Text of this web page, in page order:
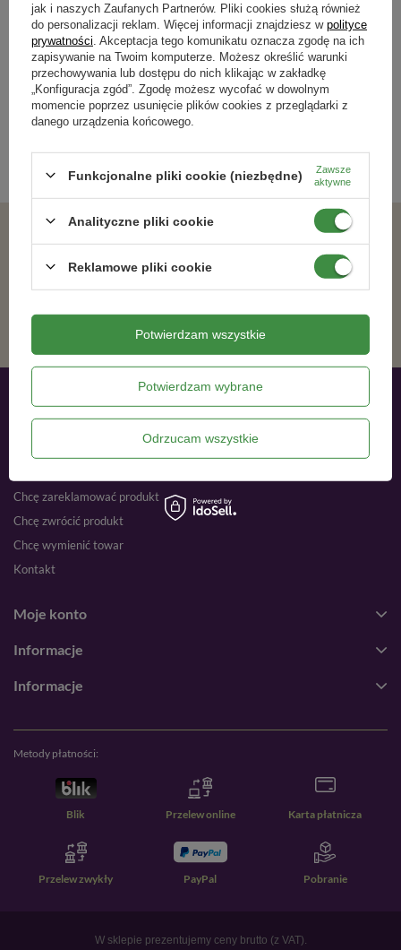
Newsletter
Zapisz się do newslettera i bądź na
bieżąco z aktualnymi promocjami
Zgadzam się na otrzymywanie wiadomości marketingowych na podany adres e-mail oraz przetwarzanie danych osobowych zgodnie z
ZAPISZ SIĘ
Moje zamówienia
Chcę zareklamować produkt
Chcę zwrócić produkt
Chcę wymienić towar
Kontakt
Moje konto
Informacje
Informacje
Metody płatności:
Blik Przelew online Karta płatnicza
Przelew zwykły PayPal Pobranie
W sklepie prezentujemy ceny brutto (z VAT).
jak i naszych Zaufanych Partnerów. Pliki cookies służą również
do personalizacji reklam. Więcej informacji znajdziesz w polityce
prywatności . Akceptacja tego komunikatu oznacza zgodę na ich
zapisywanie na Twoim komputerze. Możesz określić warunki
przechowywania lub dostępu do nich klikając w zakładkę
„Konfiguracja zgód”. Zgodę możesz wycofać w dowolnym
momencie poprzez usunięcie plików cookies z przeglądarki z
danego urządzenia końcowego.
Funkcjonalne pliki cookie (niezbędne)
Zawsze
aktywne
Analityczne pliki cookie
Reklamowe pliki cookie
Potwierdzam wybrane
Odrzucam wszystkie
Potwierdzam wszystkie